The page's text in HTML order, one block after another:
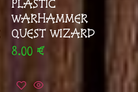
PLASTIC
WARHAMMER
QUEST WIZARD
8.00 €